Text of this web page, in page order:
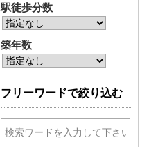
駅徒歩分数
築年数
フリーワードで絞り込む